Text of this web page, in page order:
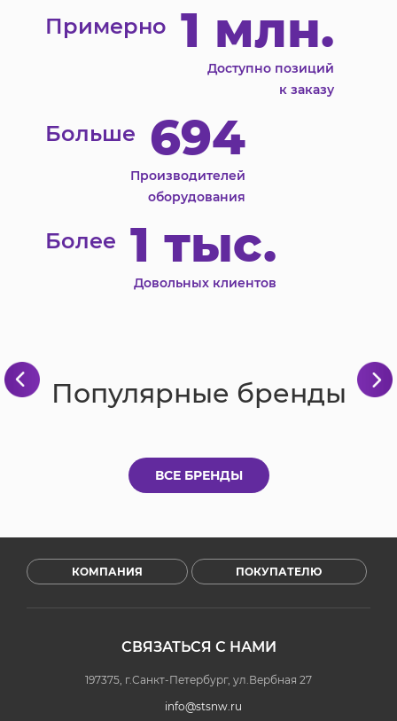
Примерно 1 млн.
Доступно позиций
к заказу
Больше 694
Производителей
оборудования
Более 1 тыс.
Довольных клиентов
Популярные бренды
ВСЕ БРЕНДЫ
КОМПАНИЯ ПОКУПАТЕЛЮ
СВЯЗАТЬСЯ С НАМИ
197375, г.Санкт-Петербург, ул.Вербная 27
info@stsnw.ru